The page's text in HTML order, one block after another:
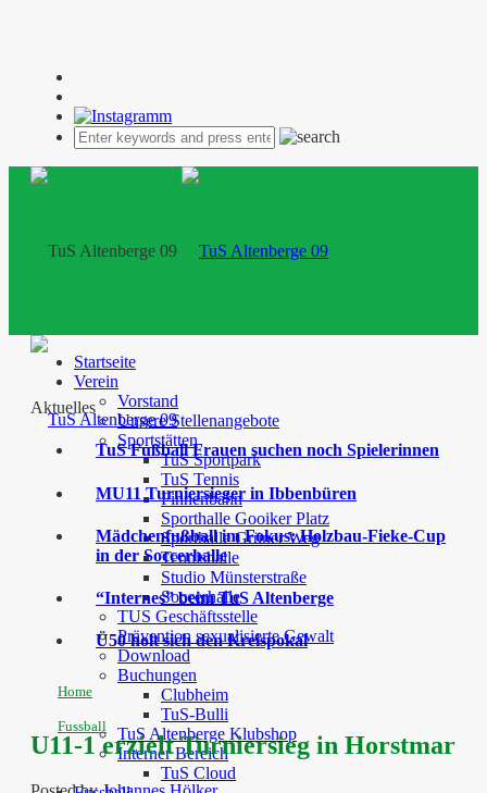
Startseite
Verein
Vorstand
Unsere Stellenangebote
Sportstätten
TuS Sportpark
TuS Tennis
Finnenbahn
Sporthalle Gooiker Platz
Sporthalle Grüner Weg
Tennishalle
Studio Münsterstraße
Soccerhalle
TUS Geschäftsstelle
Prävention sexualisierte Gewalt
Download
Buchungen
Clubheim
TuS-Bulli
TuS Altenberge Klubshop
Interner Bereich
TuS Cloud
Aktuelles
TuS Fußball Frauen suchen noch Spielerinnen
MU11 Turniersieger in Ibbenbüren
Mädchenfußball im Fokus: Holzbau-Fieke-Cup
in der Soccerhalle
“Internes” beim TuS Altenberge
Ü50 holt sich den Kreispokal
Home
Fussball
U11-1 erzielt Turniersieg in Horstmar